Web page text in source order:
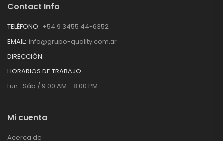
Contact Info
TELÉFONO: +54 9 3455 44-6352
EMAIL: info@grupo-quality.com.ar
DIRECCIÓN:
HORARIOS DE TRABAJO:
Lun- Sáb / 9:00 AM - 8:00 PM
Mi cuenta
Acerca de